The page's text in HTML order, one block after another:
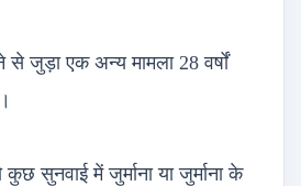
जुड़ा एक अन्य मामला 28 वर्षों
सुनवाई में जुर्माना या जुर्माना के